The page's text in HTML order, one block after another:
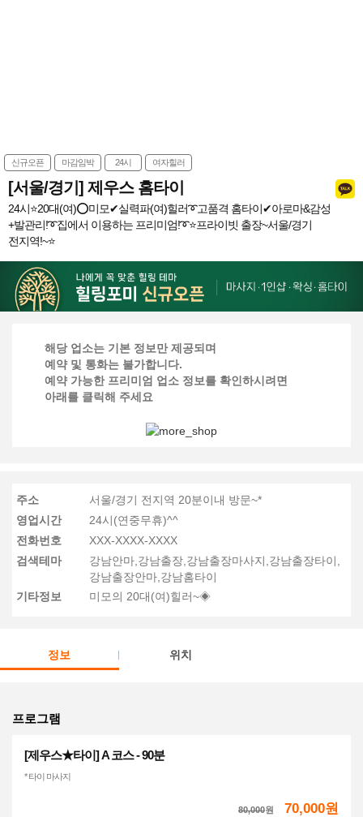
신규오픈 마감임박 24시 여자힐러
[서울/경기] 제우스 홈타이
24시⭐️20대(여)⭕미모✔실력파(여)힐러➰고품격 홈타이✔아로마&감성
+발관리!➰집에서 이용하는 프리미엄!➰⭐️프라이빗 출장~서울/경기
전지역!~⭐️
해당 업소는 기본 정보만 제공되며
예약 및 통화는 불가합니다.
예약 가능한 프리미엄 업소 정보를 확인하시려면
아래를 클릭해 주세요
주소
서울/경기 전지역 20분이내 방문~*
영업시간
24시(연중무휴)^^
전화번호
XXX-XXXX-XXXX
검색테마
강남안마,강남출장,강남출장마사지,강남출장타이,
강남출장안마,강남홈타이
기타정보
미모의 20대(여)힐러~◈
정보 위치
프로그램
[제우스★타이] A 코스 - 90분
* 타이 마사지
80,000원 70,000원